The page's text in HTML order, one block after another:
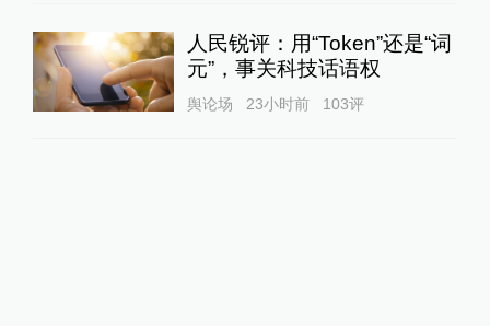
人民锐评：用“Token”还是“词
元”，事关科技话语权
舆论场 23小时前 103评